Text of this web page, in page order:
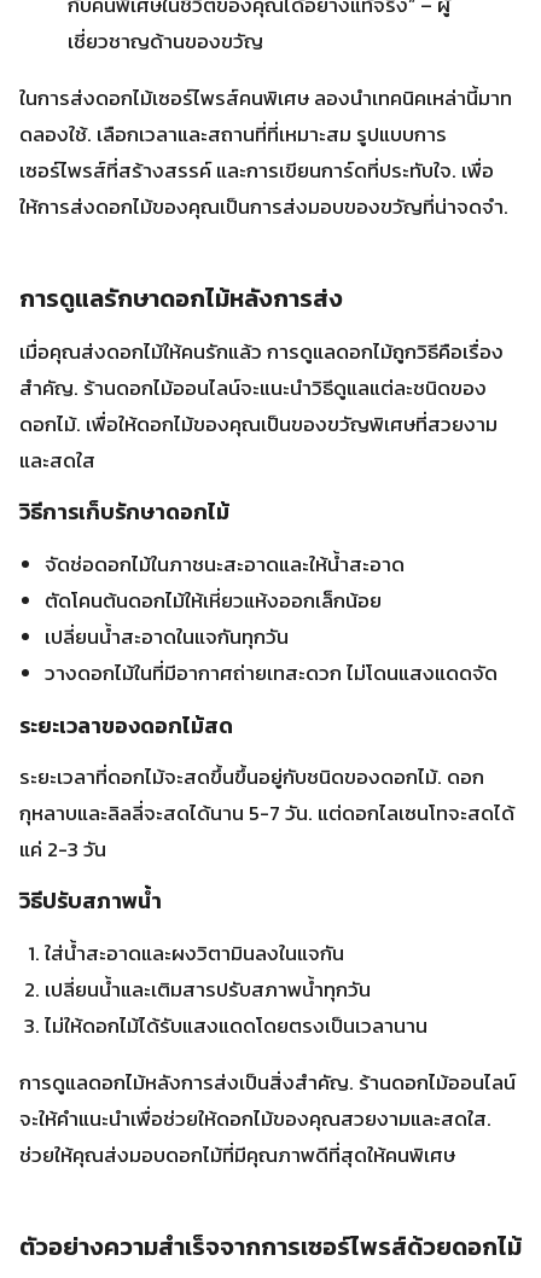
การดูแลรักษาดอกไม้หลังการส่ง
เมื่อคุณส่งดอกไม้ให้คนรักแล้ว การดูแลดอกไม้ถูกวิธีคือเรื่อง
สำคัญ. ร้านดอกไม้ออนไลน์จะแนะนำวิธีดูแลแต่ละชนิดของ
ดอกไม้. เพื่อให้ดอกไม้ของคุณเป็นของขวัญพิเศษที่สวยงาม
และสดใส
จัดช่อดอกไม้ในภาชนะสะอาดและให้น้ำสะอาด
ตัดโคนต้นดอกไม้ให้เหี่ยวแห้งออกเล็กน้อย
เปลี่ยนน้ำสะอาดในแจกันทุกวัน
วางดอกไม้ในที่มีอากาศถ่ายเทสะดวก ไม่โดนแสงแดดจัด
ระยะเวลาของดอกไม้สด
ระยะเวลาที่ดอกไม้จะสดขึ้นขึ้นอยู่กับชนิดของดอกไม้. ดอก
กุหลาบและลิลลี่จะสดได้นาน 5-7 วัน. แต่ดอกไลเซนโทจะสดได้
แค่ 2-3 วัน
วิธีปรับสภาพน้ำ
เปลี่ยนน้ำและเติมสารปรับสภาพน้ำทุกวัน
ไม่ให้ดอกไม้ได้รับแสงแดดโดยตรงเป็นเวลานาน
การดูแลดอกไม้หลังการส่งเป็นสิ่งสำคัญ. ร้านดอกไม้ออนไลน์
จะให้คำแนะนำเพื่อช่วยให้ดอกไม้ของคุณสวยงามและสดใส.
ช่วยให้คุณส่งมอบดอกไม้ที่มีคุณภาพดีที่สุดให้คนพิเศษ
ตัวอย่างความสำเร็จจากการเซอร์ไพรส์ด้วยดอกไม้
ประทับใจและความสุขให้กับคนอื่น. เราได้เห็นความสำเร็จและ
ผลกระทบที่ดีจากลูกค้าที่ใช้บริการส่งดอกไม้เซอร์ไพรส์กับเรา.
เรื่องราวจากลูกค้า
ครบรอบ. แฟนรู้สึกว่าเธอเป็นคนพิเศษและมีค่า.